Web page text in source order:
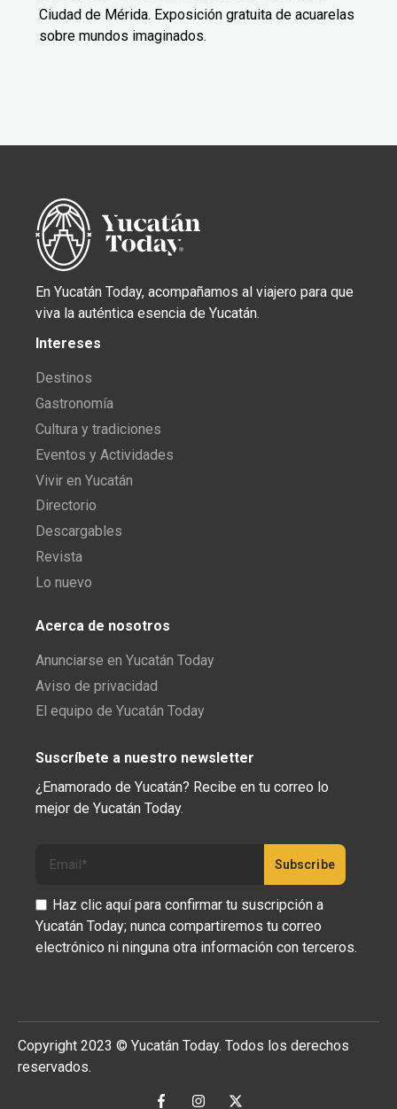
Ciudad de Mérida. Exposición gratuita de acuarelas
sobre mundos imaginados.
En Yucatán Today, acompañamos al viajero para que
viva la auténtica esencia de Yucatán.
Intereses
Destinos
Gastronomía
Cultura y tradiciones
Eventos y Actividades
Vivir en Yucatán
Directorio
Descargables
Revista
Lo nuevo
Acerca de nosotros
Anunciarse en Yucatán Today
Aviso de privacidad
El equipo de Yucatán Today
Suscríbete a nuestro newsletter
¿Enamorado de Yucatán? Recibe en tu correo lo
mejor de Yucatán Today.
Haz clic aquí para confirmar tu suscripción a
Yucatán Today; nunca compartiremos tu correo
electrónico ni ninguna otra información con terceros.
Copyright 2023 © Yucatán Today. Todos los derechos
reservados.